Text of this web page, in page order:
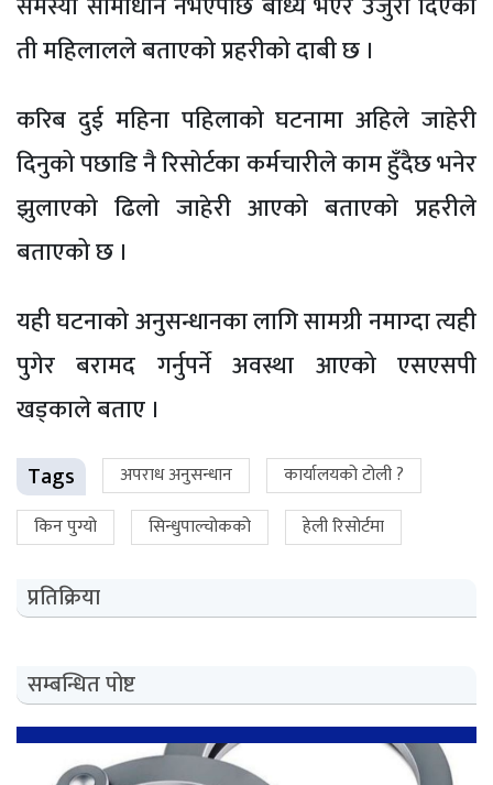
ती महिलालले बताएको प्रहरीको दाबी छ ।
करिब दुई महिना पहिलाको घटनामा अहिले जाहेरी
दिनुको पछाडि नै रिसोर्टका कर्मचारीले काम हुँदैछ भनेर
झुलाएको ढिलो जाहेरी आएको बताएको प्रहरीले
बताएको छ ।
यही घटनाको अनुसन्धानका लागि सामग्री नमाग्दा त्यही
पुगेर बरामद गर्नुपर्ने अवस्था आएको एसएसपी
खड्काले बताए ।
Tags अपराध अनुसन्धान
कार्यालयको टोली ?
किन पुग्यो
सिन्धुपाल्चोकको हेली रिसोर्टमा
प्रतिक्रिया
सम्बन्धित पोष्ट